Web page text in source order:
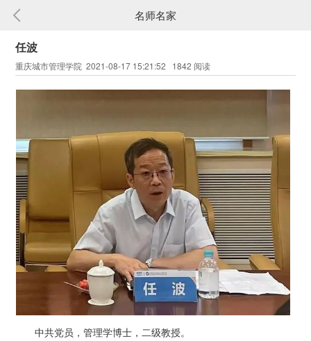
名师名家
任波
重庆城市管理学院 2021-08-17 15:21:52 1842 阅读
中共党员，管理学博士，二级教授。